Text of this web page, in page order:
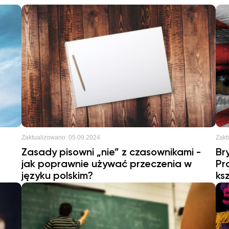
Zaktualizowano: 05.09.2024
Zasady pisowni „nie” z czasownikami -
jak poprawnie używać przeczenia w
języku polskim?